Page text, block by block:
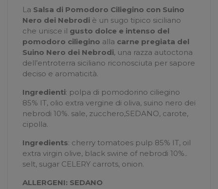
La Salsa di Pomodoro Ciliegino con Suino
Nero dei Nebrodi è un sugo tipico siciliano
che unisce il gusto dolce e intenso del
pomodoro ciliegino alla carne pregiata del
Suino Nero dei Nebrodi, una razza autoctona
dell’entroterra siciliano riconosciuta per sapore
deciso e aromaticità.
Ingredienti: polpa di pomodorino ciliegino
85% IT, olio extra vergine di oliva, suino nero dei
nebrodi 10%. sale, zucchero,SEDANO, carote,
cipolla.
Ingredients: cherry tomatoes pulp 85% IT, oil
extra virgin olive, black swine of nebrodi 10%..
selt, sugar CELERY carrots, onion.
ALLERGENI: SEDANO